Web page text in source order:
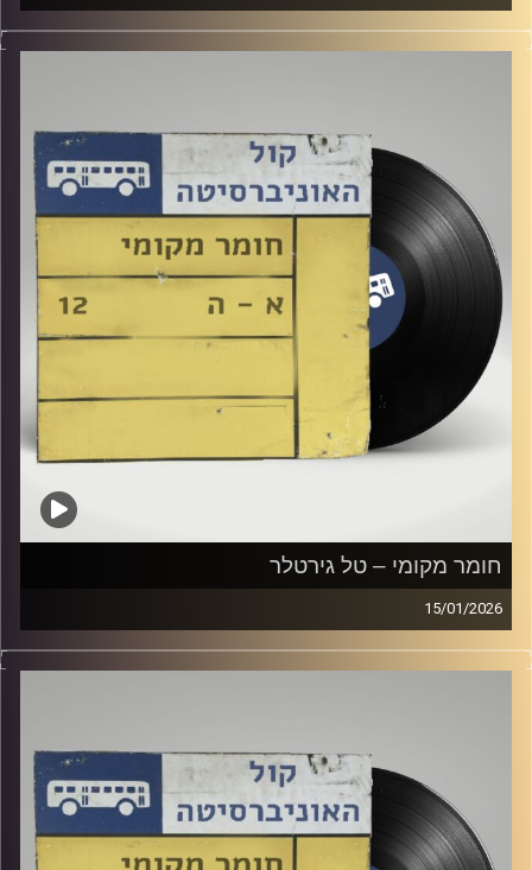
שעה של מוזיקה ישראלית עם טל גירטלר
חומר מקומי – טל גירטלר
15/01/2026
שעה של מוזיקה ישראלית עם טל גירטלר